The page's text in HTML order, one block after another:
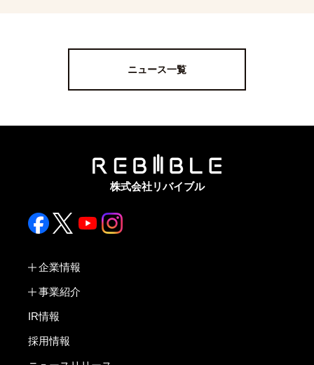
ニュース一覧
株式会社リバイブル
企業情報
事業紹介
IR情報
採用情報